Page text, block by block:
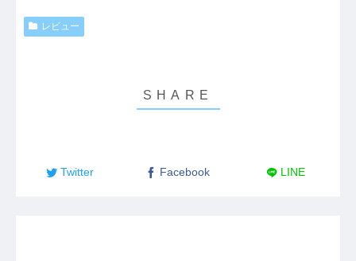
レビュー
Twitter Facebook LINE